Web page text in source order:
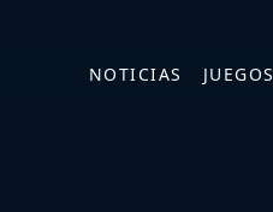
NOTICIAS JUEGOS